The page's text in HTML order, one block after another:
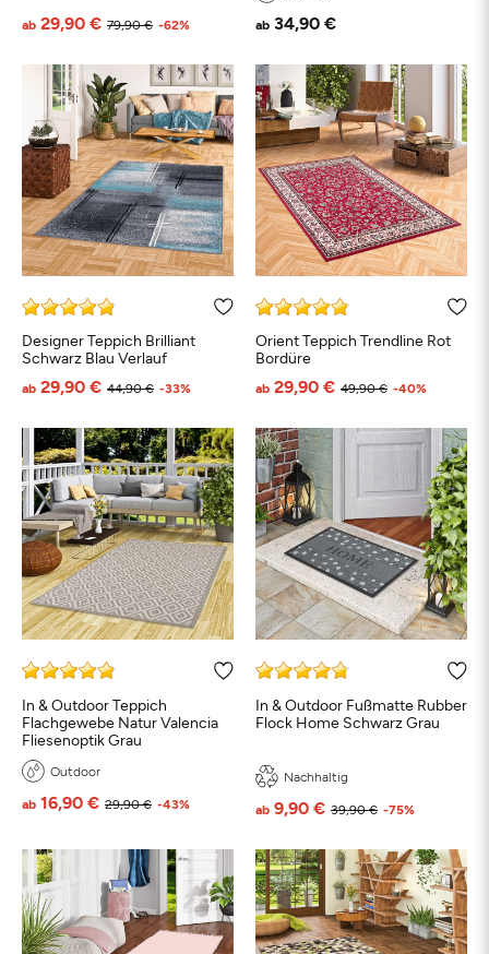
79,90 €
ab 29,90 € -62% ab 34,90 €
Designer Teppich Brilliant
Schwarz Blau Verlauf
44,90 €
ab 29,90 € -33%
Orient Teppich Trendline Rot
Bordüre
49,90 €
ab 29,90 € -40%
In & Outdoor Teppich
Flachgewebe Natur Valencia
Fliesenoptik Grau
Outdoor
29,90 €
ab 16,90 € -43%
In & Outdoor Fußmatte Rubber
Flock Home Schwarz Grau
Nachhaltig
39,90 €
ab 9,90 € -75%